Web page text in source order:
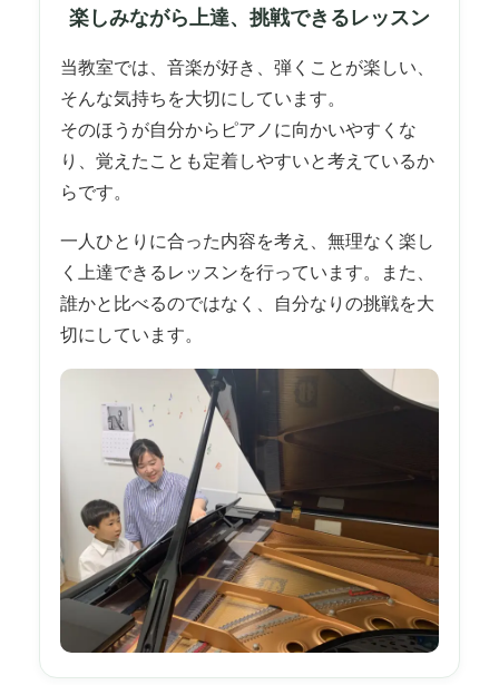
楽しみながら上達、 挑戦できるレッスン
当教室では、音楽が好き、弾くことが楽しい、
そんな気持ちを大切にしています。
そのほうが自分からピアノに向かいやすくな
り、覚えたことも定着しやすいと考えているか
らです。
一人ひとりに合った内容を考え、無理なく楽し
く上達できるレッスンを行っています。また、
誰かと比べるのではなく、自分なりの挑戦を大
切にしています。